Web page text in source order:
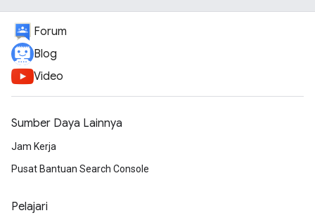
Forum
Blog
Video
Sumber Daya Lainnya
Jam Kerja
Pusat Bantuan Search Console
Pelajari